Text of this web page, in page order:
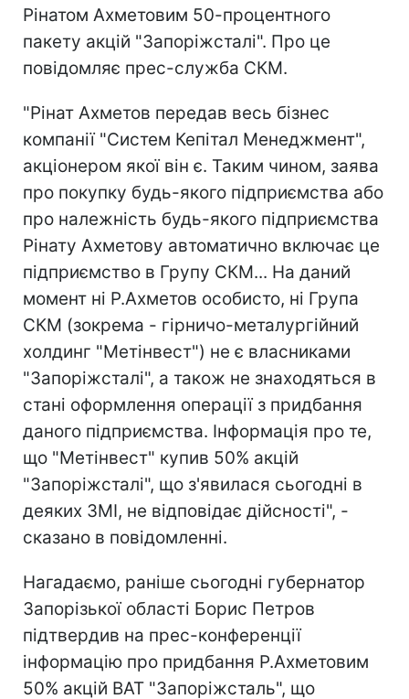
Рінатом Ахметовим 50-процентного
пакету акцій "Запоріжсталі". Про це
повідомляє прес-служба СКМ.
"Рінат Ахметов передав весь бізнес
компанії "Систем Кепітал Менеджмент",
акціонером якої він є. Таким чином, заява
про покупку будь-якого підприємства або
про належність будь-якого підприємства
Рінату Ахметову автоматично включає це
підприємство в Групу СКМ... На даний
момент ні Р.Ахметов особисто, ні Група
СКМ (зокрема - гірничо-металургійний
холдинг "Метінвест") не є власниками
"Запоріжсталі", а також не знаходяться в
стані оформлення операції з придбання
даного підприємства. Інформація про те,
що "Метінвест" купив 50% акцій
"Запоріжсталі", що з'явилася сьогодні в
деяких ЗМІ, не відповідає дійсності", -
сказано в повідомленні.
Нагадаємо, раніше сьогодні губернатор
Запорізької області Борис Петров
підтвердив на прес-конференції
інформацію про придбання Р.Ахметовим
50% акцій ВАТ "Запоріжсталь", що